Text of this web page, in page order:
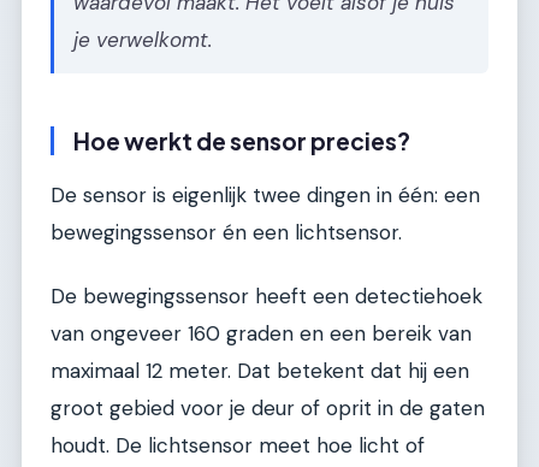
je verwelkomt.
Hoe werkt de sensor precies?
De sensor is eigenlijk twee dingen in één: een
bewegingssensor én een lichtsensor.
De bewegingssensor heeft een detectiehoek
van ongeveer 160 graden en een bereik van
maximaal 12 meter. Dat betekent dat hij een
groot gebied voor je deur of oprit in de gaten
houdt. De lichtsensor meet hoe licht of